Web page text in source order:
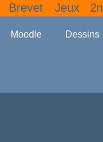
Brevet Jeux
Moodle Dessins